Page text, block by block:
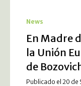
News
En Madre
la Unión
de
Publicado el 20 de